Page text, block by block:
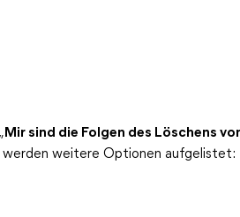
Mir sind die Folgen des Löschens
werden weitere Optionen aufgelistet: